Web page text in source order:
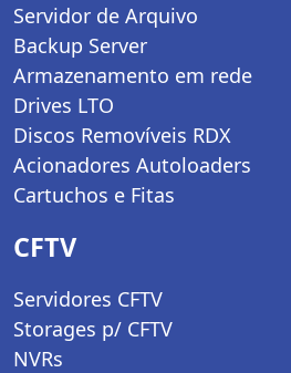
Servidor de Arquivo
Backup Server
Armazenamento em rede
Drives LTO
Discos Removíveis RDX
Acionadores Autoloaders
Cartuchos e Fitas
CFTV
Servidores CFTV
Storages p/ CFTV
NVRs